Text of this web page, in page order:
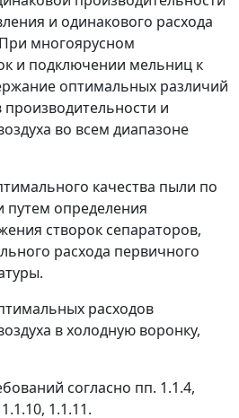
и одинакового расхода
многоярусном
и подключении мельниц к
оптимальных различий
производительности и
во всем диапазоне
качества пыли по
путем определения
створок сепараторов,
расхода первичного
расходов
в холодную воронку,
согласно пп. 1.1.4,
1.1.11.